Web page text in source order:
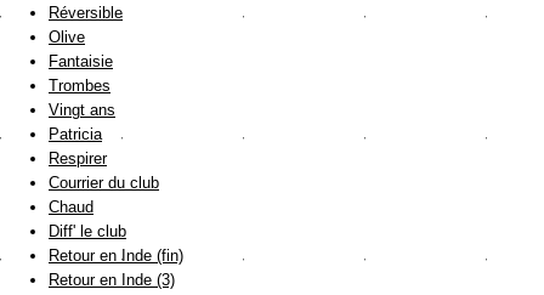
Réversible
Olive
Fantaisie
Trombes
Vingt ans
Patricia
Respirer
Courrier du club
Chaud
Diff' le club
Retour en Inde (fin)
Retour en Inde (3)